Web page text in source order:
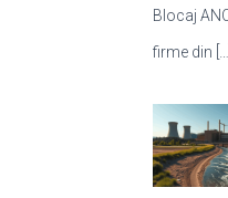
Blocaj
firme din